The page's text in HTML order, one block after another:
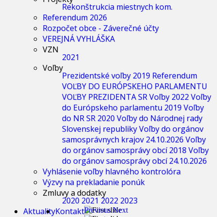
Rekonštrukcia miestnych kom.
Referendum 2026
Rozpočet obce - Záverečné účty
VEREJNÁ VYHLÁŠKA
VZN
2021
Voľby
Prezidentské voľby 2019 Referendum
VOĽBY DO EURÓPSKEHO PARLAMENTU
VOĽBY PREZIDENTA SRVoľby 2022Voľby
do Európskeho parlamentu 2019Voľby
do NR SR 2020Voľby do Národnej rady
Slovenskej republikyVoľby do orgánov
samosprávnych krajov 24.10.2026Voľby
do orgánov samosprávy obcí 2018Voľby
do orgánov samosprávy obcí 24.10.2026
Vyhlásenie voľby hlavného kontrolóra
Výzvy na prekladanie ponúk
Zmluvy a dodatky
2020 2021 2022 2023
AktualityKontaktPrevious Next